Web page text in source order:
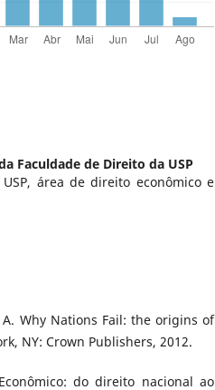
Faculdade de Direito da USP
área de direito econômico e
A. Why Nations Fail: the origins of
NY: Crown Publishers, 2012.
do direito nacional ao